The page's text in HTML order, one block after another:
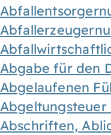
Abgabe für den
Abgelaufenen
Abschriften,